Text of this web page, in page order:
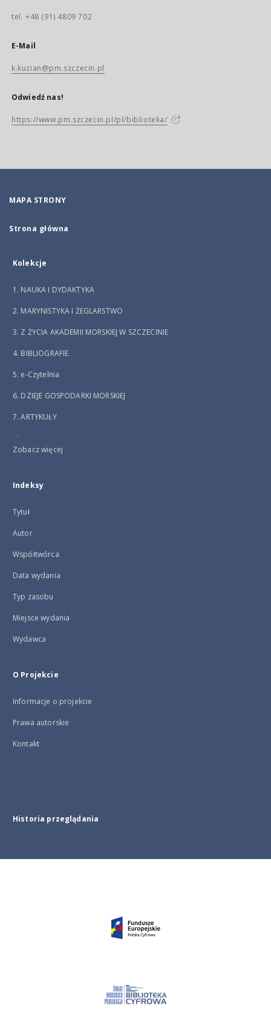
tel. +48 (91) 4809 702
E-Mail
k.kuzian@pm.szczecin.pl
Odwiedź nas!
https://www.pm.szczecin.pl/pl/biblioteka/
MAPA STRONY
Strona główna
Kolekcje
1. NAUKA I DYDAKTYKA
2. MARYNISTYKA I ŻEGLARSTWO
3. Z ŻYCIA AKADEMII MORSKIEJ W SZCZECINIE
4. BIBLIOGRAFIE
5. e-Czytelnia
6. DZIEJE GOSPODARKI MORSKIEJ
7. ARTYKUŁY
...
Zobacz więcej
Indeksy
Tytuł
Autor
Współtwórca
Data wydania
Typ zasobu
Miejsce wydania
Wydawca
O Projekcie
Informacje o projekcie
Prawa autorskie
Kontakt
Historia przeglądania